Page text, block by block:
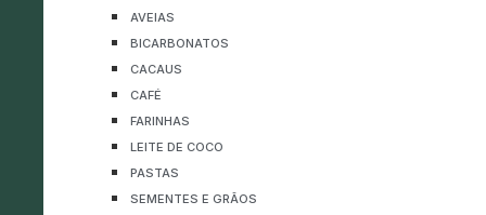
AVEIAS
BICARBONATOS
CACAUS
CAFÉ
FARINHAS
LEITE DE COCO
PASTAS
SEMENTES E GRÃOS